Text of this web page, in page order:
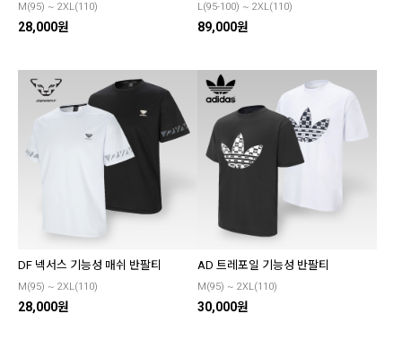
M(95) ~ 2XL(110)
28,000원
L(95-100) ~ 2XL(110)
89,000원
DF 넥서스 기능성 매쉬 반팔티
M(95) ~ 2XL(110)
28,000원
AD 트레포일 기능성 반팔티
M(95) ~ 2XL(110)
30,000원